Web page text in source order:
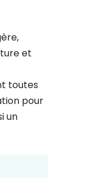
et
toutes
pour
un